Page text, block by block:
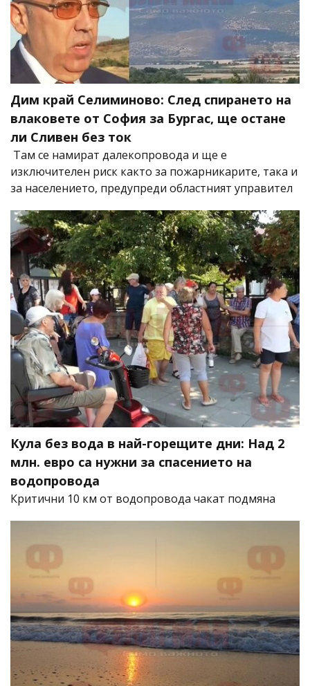
Дим край Селиминово: След спирането на
влаковете от София за Бургас, ще остане
ли Сливен без ток
Там се намират далекопровода и ще е
изключителен риск както за пожарникарите, така и
за населението, предупреди областният управител
Кула без вода в най-горещите дни: Над 2
млн. евро са нужни за спасението на
водопровода
Критични 10 км от водопровода чакат подмяна